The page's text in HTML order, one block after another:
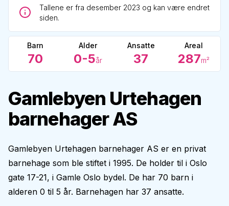
Tallene er fra desember 2023 og kan være endret
siden.
Barn
70
Alder
0-5år
Ansatte
37
Areal
287m²
Gamlebyen Urtehagen
barnehager AS
Gamlebyen Urtehagen barnehager AS er en privat
barnehage som ble stiftet i 1995. De holder til i Oslo
gate 17-21, i Gamle Oslo bydel. De har 70 barn i
alderen 0 til 5 år. Barnehagen har 37 ansatte.